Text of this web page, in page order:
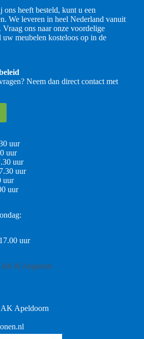
heeft besteld, kunt u een
We leveren in heel Nederland vanuit
Vraag ons naar onze voordelige
uw meubelen kosteloos op in de
Neem dan direct contact met
uur
uur
uur
uur
uur
uur
uur
& Augustus
Apeldoorn